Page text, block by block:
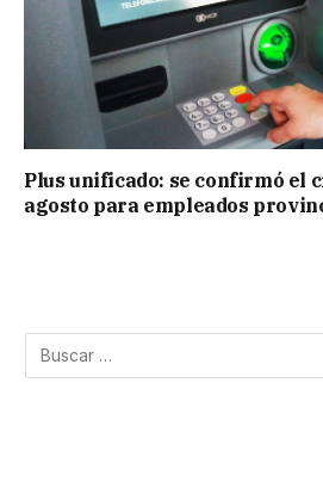
Plus unificado: se confirmó el
agosto para empleados